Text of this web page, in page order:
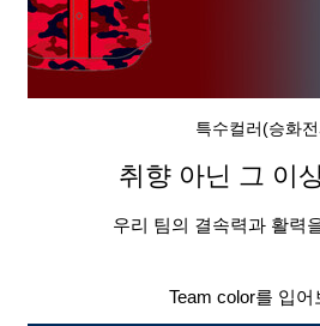
특수컬러(승화
취향 아닌 그 이
우리 팀의 결속력과 활력
Team color를 입어